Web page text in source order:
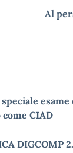
Al
speciale
CIAD
DIGCOMP